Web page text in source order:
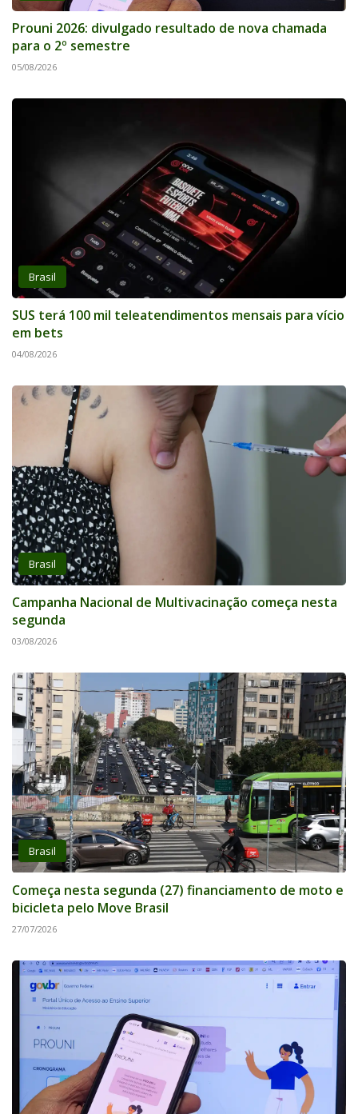
Prouni 2026: divulgado resultado de nova chamada
para o 2º semestre
05/08/2026
Brasil
SUS terá 100 mil teleatendimentos mensais para vício
em bets
04/08/2026
Brasil
Campanha Nacional de Multivacinação começa nesta
segunda
03/08/2026
Brasil
Começa nesta segunda (27) financiamento de moto e
bicicleta pelo Move Brasil
27/07/2026